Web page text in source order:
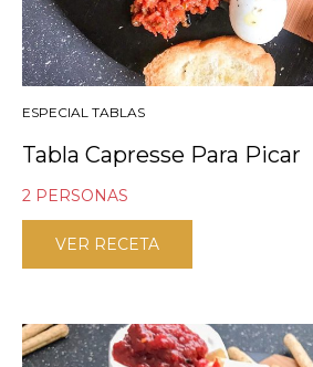
ESPECIAL TABLAS
Tabla Capresse Para Picar
2 PERSONAS
VER RECETA